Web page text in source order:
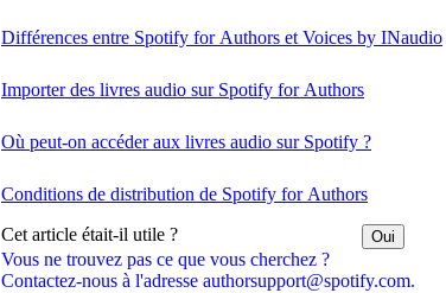
Vous ne trouvez pas ce que vous cherchez ?
Contactez-nous à l'adresse authorsupport@spotify.com.
Différences entre Spotify for Authors et Voices by INaudio
Importer des livres audio sur Spotify for Authors
Où peut-on accéder aux livres audio sur Spotify ?
Conditions de distribution de Spotify for Authors
Cet article était-il utile ? Oui